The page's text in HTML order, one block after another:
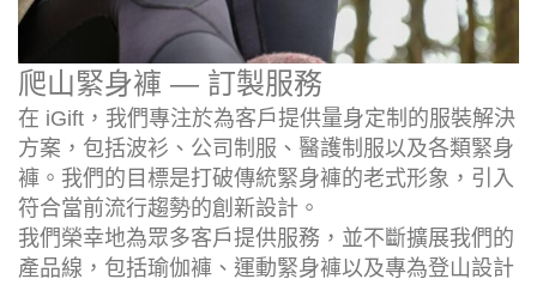
爬山緊身褲 — 訂製服務
在 iGift，我們專注於為客戶提供量身定制的服裝解決
方案，包括波衫、公司制服、醫護制服以及各類緊身
褲。我們的目標是打破傳統緊身褲的老式形象，引入
符合當前流行趨勢的創新設計。
我們榮幸地為眾多客戶提供服務，並不斷擴展我們的
產品線，包括瑜伽褲、運動緊身褲以及專為登山設計